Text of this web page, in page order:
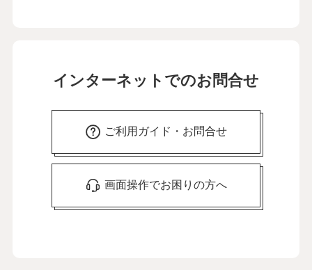
インターネットでのお問合せ
ご利用ガイド・お問合せ
画面操作でお困りの方へ